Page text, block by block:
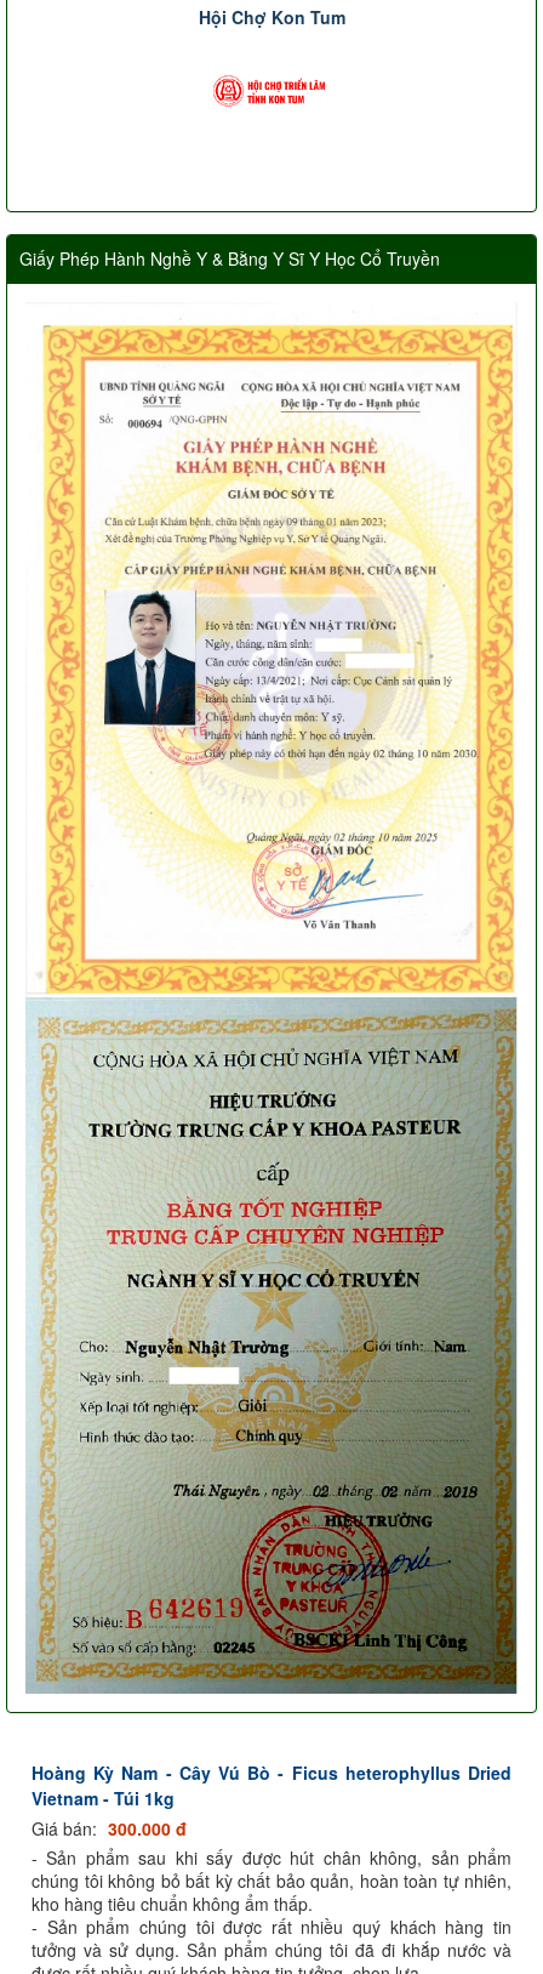
Hội Chợ Kon Tum
Giấy Phép Hành Nghề Y & Bằng Y Sĩ Y Học Cổ Truyền
Hoàng Kỳ Nam - Cây Vú Bò - Ficus heterophyllus Dried
Vietnam - Túi 1kg
Giá bán: 300.000 đ
- Sản phẩm sau khi sấy được hút chân không, sản phẩm
chúng tôi không bỏ bất kỳ chất bảo quản, hoàn toàn tự nhiên,
kho hàng tiêu chuẩn không ẩm thấp.
- Sản phẩm chúng tôi được rất nhiều quý khách hàng tin
tưởng và sử dụng. Sản phẩm chúng tôi đã đi khắp nước và